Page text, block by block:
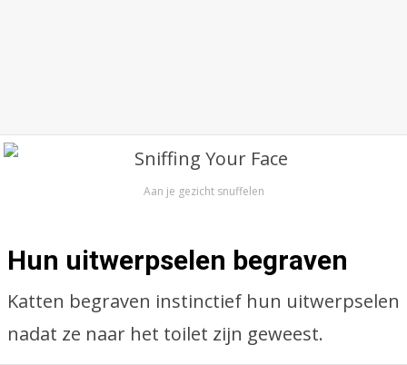
Aan je gezicht snuffelen
Hun uitwerpselen begraven
Katten begraven instinctief hun uitwerpselen
nadat ze naar het toilet zijn geweest.